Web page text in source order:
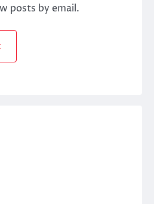
posts by email.